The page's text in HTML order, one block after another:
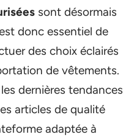
sont désormais
donc essentiel de
des choix éclairés
de vêtements.
les dernières tendances
articles de qualité
adaptée à